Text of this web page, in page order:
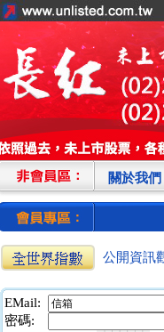
關於我們
公開資訊
EMail:
密碼: